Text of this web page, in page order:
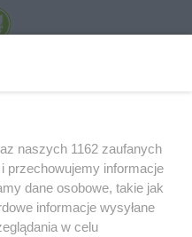
Serwis Informacyjny Miasta
naszych 1162 zaufanych
przechowujemy informacje
dane osobowe, takie jak
informacje wysyłane
w celu